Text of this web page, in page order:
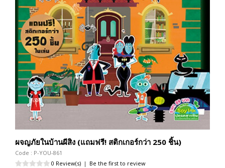
ผจญภัยในบ้านผีสิง (แถมฟรี! สติกเกอร์กว่า 250 ชิ้น)
Code : P-YOU-861
0 Review(s) | Be the first to review